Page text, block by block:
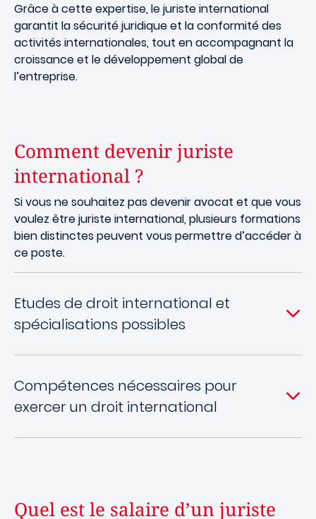
Grâce à cette expertise, le juriste international
garantit la sécurité juridique et la conformité des
activités internationales, tout en accompagnant la
croissance et le développement global de
l’entreprise.
Comment devenir juriste
international ?
Si vous ne souhaitez pas devenir avocat et que vous
voulez être juriste international, plusieurs formations
bien distinctes peuvent vous permettre d’accéder à
ce poste.
Etudes de droit international et
spécialisations possibles
Compétences nécessaires pour
exercer un droit international
Quel est le salaire d’un juriste